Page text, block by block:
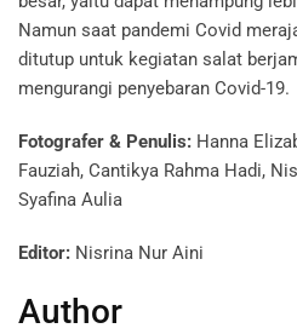
Namun saat pandemi Covid
ditutup untuk kegiatan salat
mengurangi penyebaran Covid-19.
Fotografer & Penulis: Hanna
Fauziah, Cantikya Rahma Hadi,
Syafina Aulia
Editor: Nisrina Nur Aini
Author